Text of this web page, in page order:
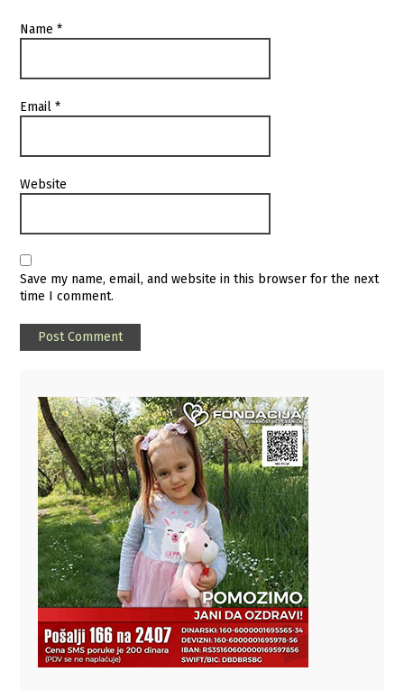
Name*
Email*
Website
Save my name, email, and website in this browser for the next
time I comment.